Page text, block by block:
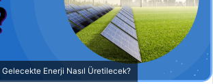
Enerji Nasıl Üretilecek?